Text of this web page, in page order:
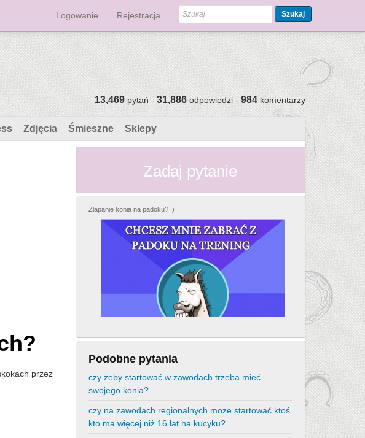
Logowanie Rejestracja Szukaj
13,469pytań -31,886odpowiedzi -984komentarzy
Zdjęcia Śmieszne Sklepy
przez
Zadaj pytanie
Złapanie konia na padoku? ;)
Podobne pytania
czy żeby startować w zawodach trzeba mieć
swojego konia?
czy na zawodach regionalnych moze startować ktoś
kto ma więcej niż 16 lat na kucyku?